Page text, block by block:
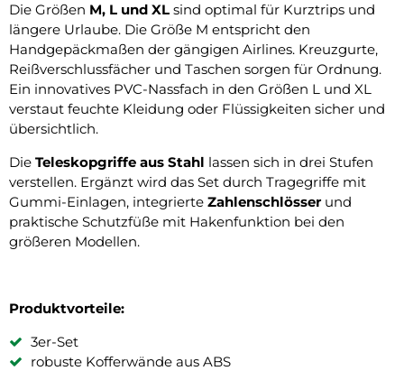
Die Größen M, L und XL sind optimal für Kurztrips und
längere Urlaube. Die Größe M entspricht den
Handgepäckmaßen der gängigen Airlines. Kreuzgurte,
Reißverschlussfächer und Taschen sorgen für Ordnung.
Ein innovatives PVC-Nassfach in den Größen L und XL
verstaut feuchte Kleidung oder Flüssigkeiten sicher und
übersichtlich.
Die Teleskopgriffe aus Stahl lassen sich in drei Stufen
verstellen. Ergänzt wird das Set durch Tragegriffe mit
Gummi-Einlagen, integrierte Zahlenschlösser und
praktische Schutzfüße mit Hakenfunktion bei den
größeren Modellen.
Produktvorteile:
3er-Set
robuste Kofferwände aus ABS